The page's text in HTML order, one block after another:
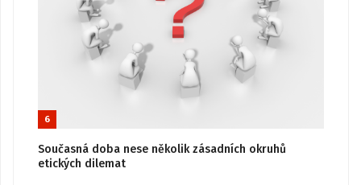
6
Současná doba nese několik zásadních okruhů
etických dilemat